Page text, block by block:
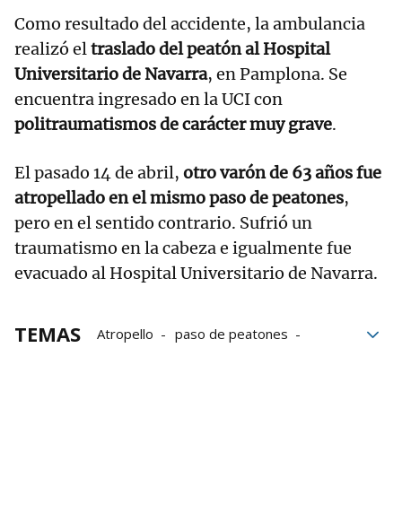
Como resultado del accidente, la ambulancia
realizó eltraslado del peatón al Hospital
Universitario de Navarra, en Pamplona. Se
encuentra ingresado en la UCI con
politraumatismos de carácter muy grave.
El pasado 14 de abril, otro varón de 63 años fue
atropellado en el mismo paso de peatones,
pero en el sentido contrario. Sufrió un
traumatismo en la cabeza e igualmente fue
evacuado al Hospital Universitario de Navarra.
TEMAS Atropello
paso de peatones